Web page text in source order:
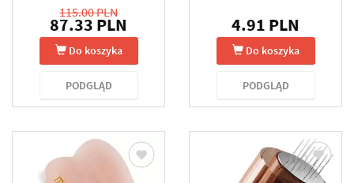
115.00 PLN
87.33 PLN
Do koszyka
PODGLĄD
4.91 PLN
Do koszyka
PODGLĄD